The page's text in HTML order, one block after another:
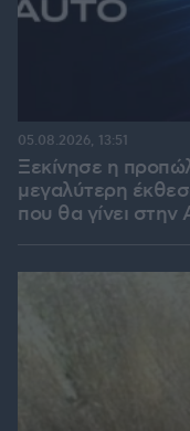
Ξεκίνησε η
μεγαλύτερη
που θα γίνει στην
05.08.2026, 13:51